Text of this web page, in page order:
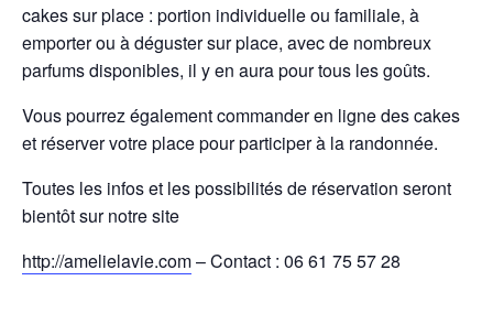
cakes sur place : portion individuelle ou familiale, à
emporter ou à déguster sur place, avec de nombreux
parfums disponibles, il y en aura pour tous les goûts.
Vous pourrez également commander en ligne des cakes
et réserver votre place pour participer à la randonnée.
Toutes les infos et les possibilités de réservation seront
bientôt sur notre site
http://amelielavie.com– Contact : 06 61 75 57 28